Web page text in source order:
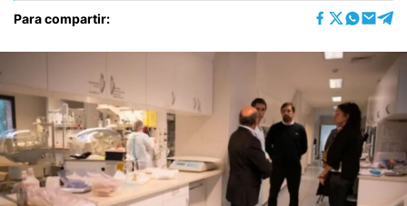
Para compartir: